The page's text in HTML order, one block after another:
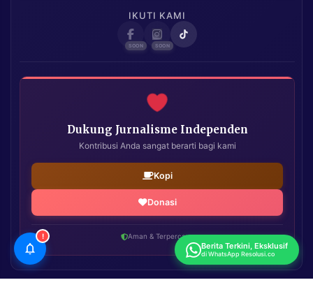
IKUTI KAMI
Dukung Jurnalisme Independen
Kontribusi Anda sangat berarti bagi kami
Kopi
Donasi
Aman & Terpercaya
!
Berita Terkini, Eksklusif
di WhatsApp Resolusi.co